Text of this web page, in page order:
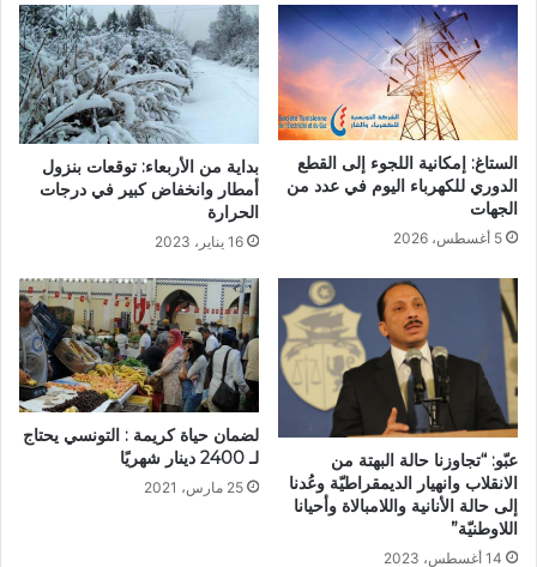
الستاغ: إمكانية اللجوء إلى القطع
الدوري للكهرباء اليوم في عدد من
الجهات
5 أغسطس، 2026
بداية من الأربعاء: توقعات بنزول
أمطار وانخفاض كبير في درجات
الحرارة
16 يناير، 2023
عبّو: “تجاوزنا حالة البهتة من
الانقلاب وانهيار الديمقراطيّة وعُدنا
إلى حالة الأنانية واللامبالاة وأحيانا
اللاوطنيّة”
14 أغسطس، 2023
لضمان حياة كريمة : التونسي يحتاج
لـ 2400 دينار شهريًا
25 مارس، 2021